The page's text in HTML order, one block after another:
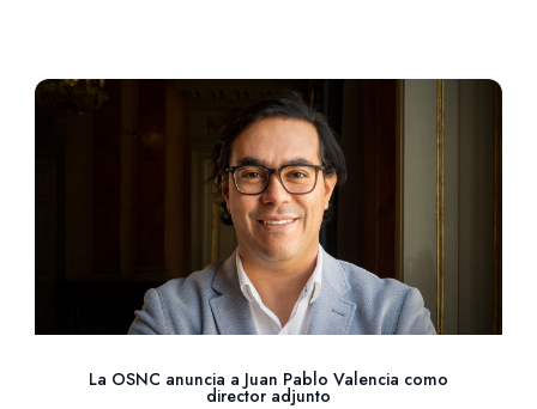
La OSNC anuncia a Juan Pablo Valencia como
director adjunto